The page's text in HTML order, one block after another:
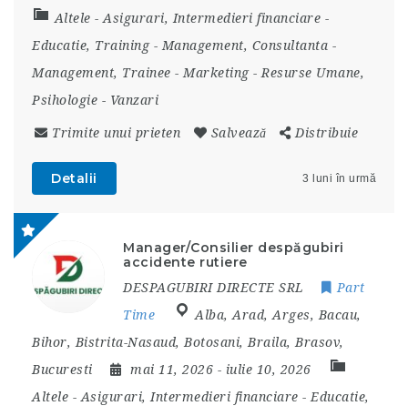
Altele -Asigurari, Intermedieri financiare -
Educatie, Training-Management, Consultanta -
Management, Trainee -Marketing-Resurse Umane,
Psihologie - Vanzari
Trimite unui prieten Salvează Distribuie
Detalii 3 luni în urmă
Manager/Consilier despăgubiri
accidente rutiere
DESPAGUBIRI DIRECTE SRL
Part
Time
Alba,Arad,Arges,Bacau,
Bihor,Bistrita-Nasaud,Botosani,Braila,Brasov,
Bucuresti
mai 11, 2026 - iulie 10, 2026
Altele -Asigurari, Intermedieri financiare -Educatie,